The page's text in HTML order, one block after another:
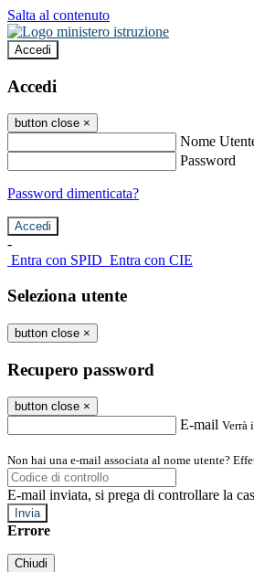
Salta al contenuto
Accedi
Accedi
button close ×
Nome
Password
Password dimenticata?
-
Entra con SPID Entra con CIE
Seleziona utente
button close ×
Recupero password
button close ×
E-mail Verrà
Non hai una e-mail associata al nome utente?
E-mail inviata, si prega di controllare la
Errore
Chiudi